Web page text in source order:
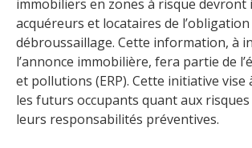
immobiliers en zones à risque devront
acquéreurs et locataires de l’obligation
débroussaillage. Cette information, à
l’annonce immobilière, fera partie de
et pollutions (ERP). Cette initiative vise
les futurs occupants quant aux risques
leurs responsabilités préventives.